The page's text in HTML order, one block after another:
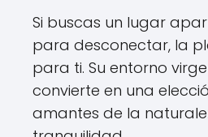
Si buscas un lugar
para desconectar, la
para ti. Su entorno
convierte en una
amantes de la